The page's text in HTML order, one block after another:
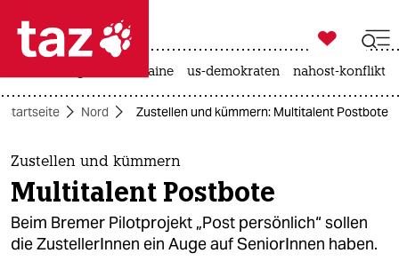
 taz zahl ich
taz zahl ich
themen
politik
öko

taz zahl ich
krieg in der ukraine us-demokraten nahost-konflikt
Startseite Nord Zustellen und kümmern: Multitalent Postbote
Zustellen und kümmern
Multitalent Postbote
Beim Bremer Pilotprojekt „Post persönlich“ sollen
die ZustellerInnen ein Auge auf SeniorInnen haben.